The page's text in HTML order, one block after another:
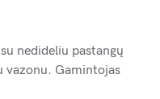
nedideliu pastangų
vazonu. Gamintojas